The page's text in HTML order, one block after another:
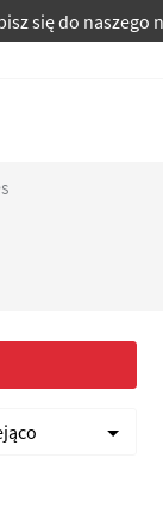
do naszego